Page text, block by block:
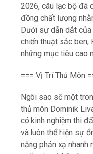
2026, câu lạc bộ đã
đồng chất lượng
Dưới sự dẫn dắt của
chiến thuật sắc bén,
những mục tiêu cao
=== Vị Trí Thủ Môn
Ngôi sao số một
thủ môn Dominik
có kinh nghiệm thi
và luôn thể hiện sự
năng phản xạ nhanh